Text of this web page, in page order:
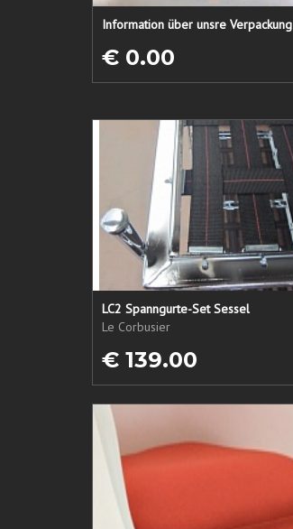
Information über unsre Verpackung
€ 0.00
LC2 Spanngurte-Set Sessel
Le Corbusier
€ 139.00